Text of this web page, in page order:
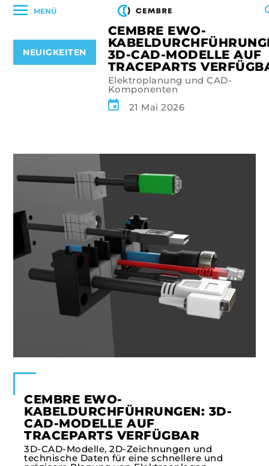
MENÜ
NEUIGKEITEN
CEMBRE EWO-
3D-CAD-MODELLE AUF
TRACEPARTS
Elektroplanung und CAD-
Komponenten
21 Mai 2026
CEMBRE EWO-
KABELDURCHFÜHRUNGEN: 3D-
CAD-MODELLE AUF
TRACEPARTS VERFÜGBAR
3D-CAD-Modelle, 2D-Zeichnungen und
technische Daten für eine schnellere und